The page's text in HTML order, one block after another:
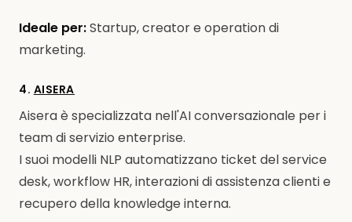
Ideale per:Startup, creator e operation di
marketing.
4. AISERA
Aisera è specializzata nell'AI conversazionale per i
team di servizio enterprise.
I suoi modelli NLP automatizzano ticket del service
desk, workflow HR, interazioni di assistenza clienti e
recupero della knowledge interna.